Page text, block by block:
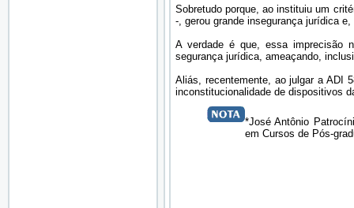
Sobretudo porque, ao instituiu um
-, gerou grande insegurança jurídica
A verdade é que, essa imprecisão
segurança jurídica, ameaçando,
Aliás, recentemente, ao julgar a ADI
inconstitucionalidade de dispositivos
*José Antônio
em Cursos de Pós-